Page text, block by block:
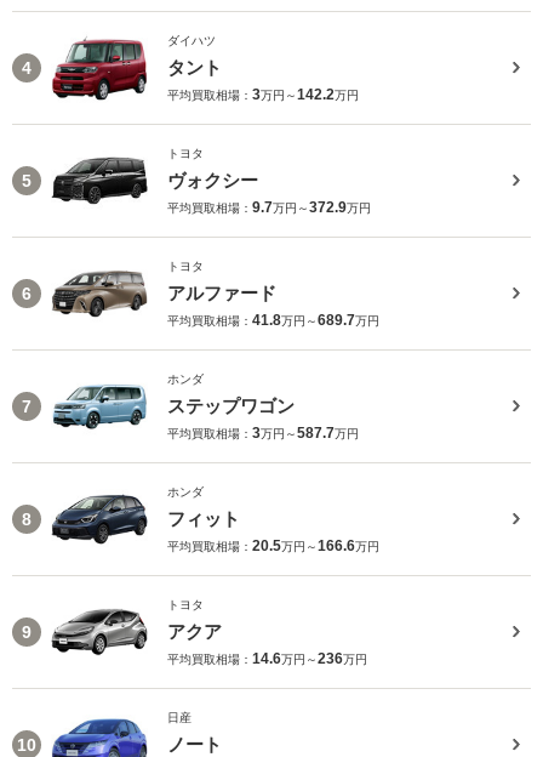
4
ダイハツ
タント
平均買取相場： 3万円～142.2万円
5
トヨタ
ヴォクシー
平均買取相場： 9.7万円～372.9万円
6
トヨタ
アルファード
平均買取相場： 41.8万円～689.7万円
7
ホンダ
ステップワゴン
平均買取相場： 3万円～587.7万円
8
ホンダ
フィット
平均買取相場： 20.5万円～166.6万円
9
トヨタ
アクア
平均買取相場： 14.6万円～236万円
10
日産
ノート